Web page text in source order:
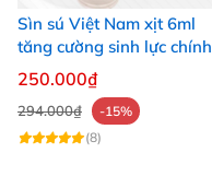
Sìn sú Việt Nam xịt 6ml
tăng cường sinh lực chính
hãng
250.000₫
294.000₫
-15%
(8)